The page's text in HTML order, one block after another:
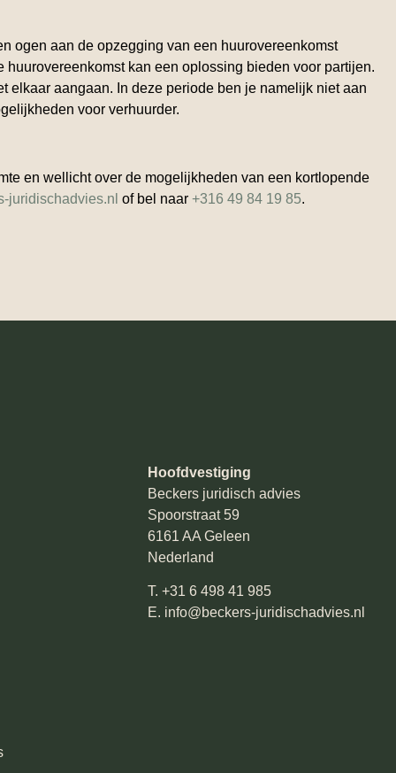
ogen aan de opzegging van een huurovereenkomst
kan een oplossing bieden voor partijen.
elkaar aangaan. In deze periode ben je namelijk niet aan
voor verhuurder.
en wellicht over de mogelijkheden van een kortlopende
juridischadvies.nl of bel naar +316 49 84 19 85.
Hoofdvestiging
Beckers juridisch advies
Spoorstraat 59
6161 AA Geleen
Nederland
T. +31 6 498 41 985
E. info@beckers-juridischadvies.nl